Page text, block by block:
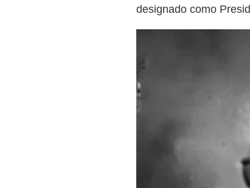
designado como